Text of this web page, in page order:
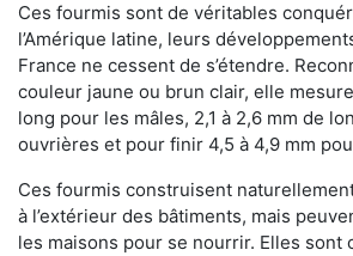
Ces fourmis sont de véritables
l’Amérique latine, leurs
France ne cessent de s’étendre.
couleur jaune ou brun clair, elle mesure
long pour les mâles, 2,1 à 2,6 mm de
ouvrières et pour finir 4,5 à 4,9 mm
Ces fourmis construisent
à l’extérieur des bâtiments, mais
les maisons pour se nourrir. Elles sont